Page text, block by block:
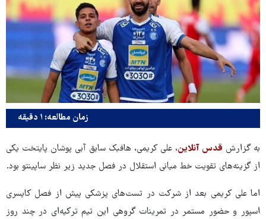
زمان مطالعه: ۱ دقیقه
به گزارش قدس آنلاین، علی کریمی، هافبک سابق آبی پوشان پایتخت یکی
از گزینه‌های تقویت خط میانی استقلال در فصل جدید زیر نظر ساپینتو بود.
اما علی کریمی بعد از شرکت در تست‌های پزشکی پیش از فصل کایسری
اسپور و حضور مستمر در تمرینات گروهی این تیم ترکیه‌ای در چند روز